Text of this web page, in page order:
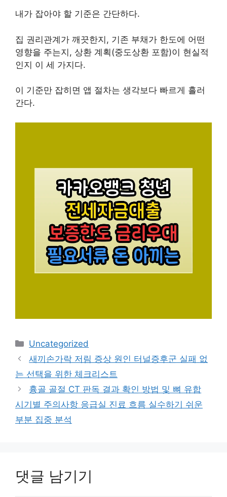
내가 잡아야 할 기준은 간단하다.
집 권리관계가 깨끗한지, 기존 부채가 한도에 어떤
영향을 주는지, 상환 계획(중도상환 포함)이 현실적
인지 이 세 가지다.
이 기준만 잡히면 앱 절차는 생각보다 빠르게 흘러
간다.
카
테
고
리
Uncategorized
새끼손가락 저림 증상 원인 터널증후군 실패 없
는 선택을 위한 체크리스트
흉골 골절 CT 판독 결과 확인 방법 및 뼈 유합
시기별 주의사항 응급실 진료 흐름 실수하기 쉬운
부분 집중 분석
댓글 남기기